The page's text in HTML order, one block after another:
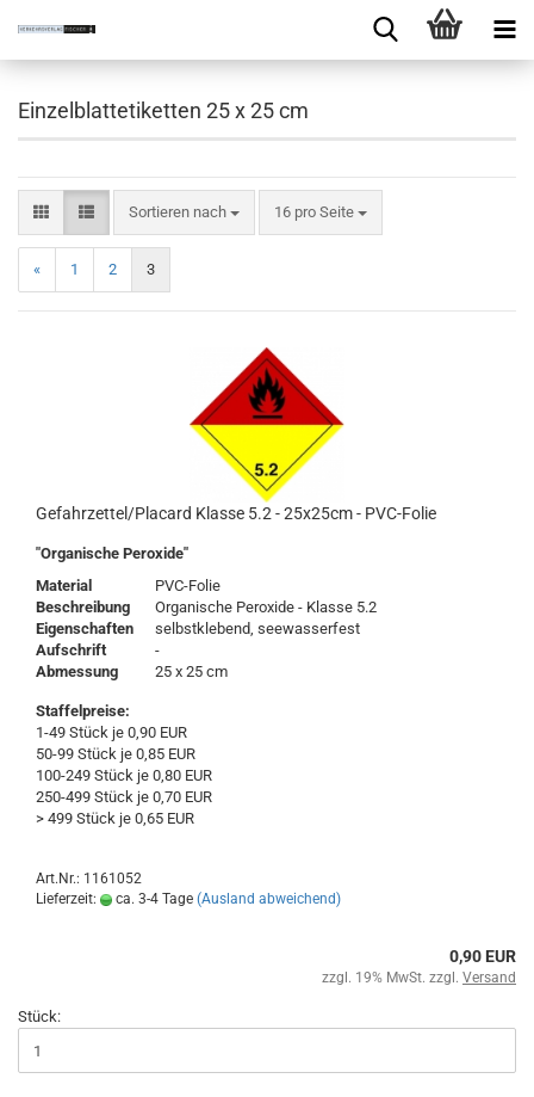
Einzelblattetiketten 25 x 25 cm
Sortieren nach 16 pro Seite
« 1 2 3
Gefahrzettel/Placard Klasse 5.2 - 25x25cm - PVC-Folie
"Organische Peroxide"
Material
PVC-Folie
Beschreibung
Organische Peroxide - Klasse 5.2
Eigenschaften
selbstklebend, seewasserfest
Aufschrift
-
Abmessung
25 x 25 cm
Staffelpreise:
1-49 Stück je 0,90 EUR
50-99 Stück je 0,85 EUR
100-249 Stück je 0,80 EUR
250-499 Stück je 0,70 EUR
> 499 Stück je 0,65 EUR
Art.Nr.: 1161052
Lieferzeit:
ca. 3-4 Tage (Ausland abweichend)
0,90 EUR
zzgl. 19% MwSt. zzgl. Versand
Stück: